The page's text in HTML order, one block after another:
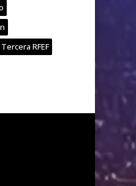
Tercera RFEF